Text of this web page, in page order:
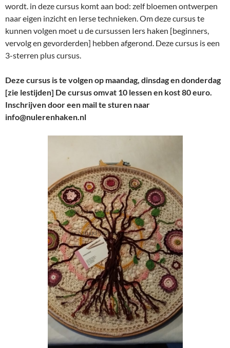
wordt. in deze cursus komt aan bod: zelf bloemen ontwerpen
naar eigen inzicht en Ierse technieken. Om deze cursus te
kunnen volgen moet u de cursussen Iers haken [beginners,
vervolg en gevorderden] hebben afgerond. Deze cursus is een
3-sterren plus cursus.
Deze cursus is te volgen op maandag, dinsdag en donderdag
[zie lestijden] De cursus omvat 10 lessen en kost 80 euro.
Inschrijven door een mail te sturen naar
info@nulerenhaken.nl